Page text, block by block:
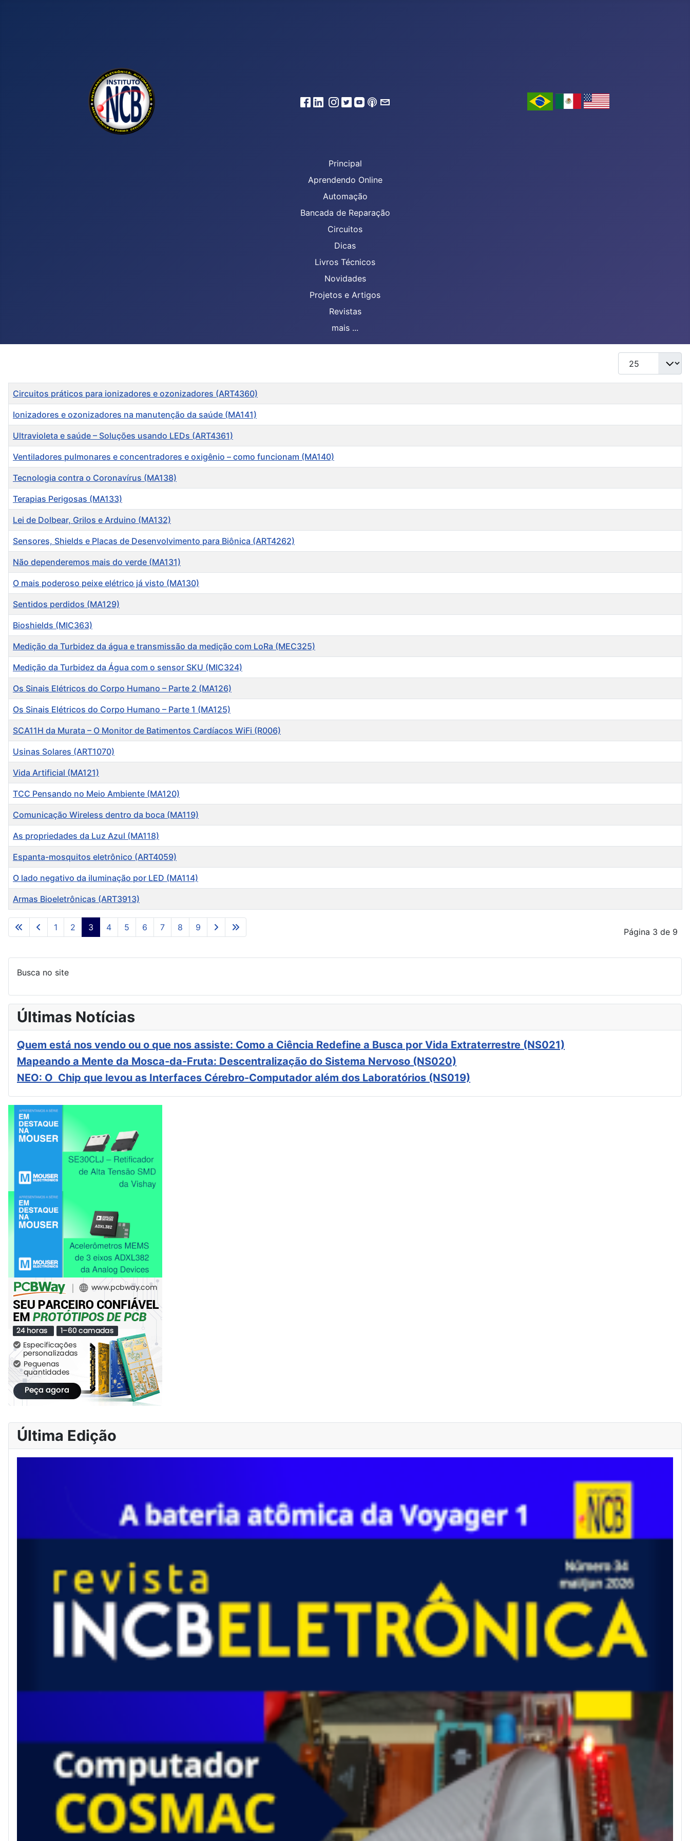
Principal
Aprendendo Online
Automação
Bancada de Reparação
Circuitos
Dicas
Livros Técnicos
Novidades
Projetos e Artigos
Revistas
mais ...
Mostrar #
Artigos
Título
Circuitos práticos para ionizadores e ozonizadores (ART4360)
Ionizadores e ozonizadores na manutenção da saúde (MA141)
Ultravioleta e saúde – Soluções usando LEDs (ART4361)
Ventiladores pulmonares e concentradores e oxigênio – como funcionam (MA140)
Tecnologia contra o Coronavírus (MA138)
Terapias Perigosas (MA133)
Lei de Dolbear, Grilos e Arduino (MA132)
Sensores, Shields e Placas de Desenvolvimento para Biônica (ART4262)
Não dependeremos mais do verde (MA131)
O mais poderoso peixe elétrico já visto (MA130)
Sentidos perdidos (MA129)
Bioshields (MIC363)
Medição da Turbidez da água e transmissão da medição com LoRa (MEC325)
Medição da Turbidez da Água com o sensor SKU (MIC324)
Os Sinais Elétricos do Corpo Humano – Parte 2 (MA126)
Os Sinais Elétricos do Corpo Humano – Parte 1 (MA125)
SCA11H da Murata – O Monitor de Batimentos Cardíacos WiFi (R006)
Usinas Solares (ART1070)
Vida Artificial (MA121)
TCC Pensando no Meio Ambiente (MA120)
Comunicação Wireless dentro da boca (MA119)
As propriedades da Luz Azul (MA118)
Espanta-mosquitos eletrônico (ART4059)
O lado negativo da iluminação por LED (MA114)
Armas Bioeletrônicas (ART3913)
Página 3 de 9
1 2 3 4 5 6 7 8 9
Busca no site
Últimas Notícias
Quem está nos vendo ou o que nos assiste: Como a Ciência Redefine a Busca por Vida Extraterrestre (NS021)
Mapeando a Mente da Mosca-da-Fruta: Descentralização do Sistema Nervoso (NS020)
NEO: O Chip que levou as Interfaces Cérebro-Computador além dos Laboratórios (NS019)
Última Edição